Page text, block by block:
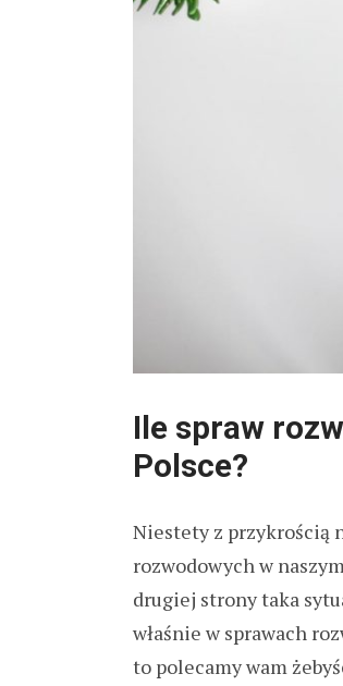
Ile spraw
Polsce?
Niestety z przykrością
rozwodowych w
drugiej strony taka
właśnie w sprawach
to polecamy wam